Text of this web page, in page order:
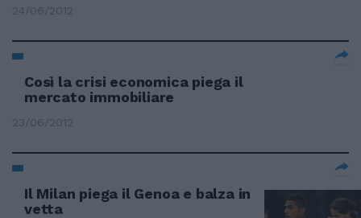
24/06/2012
Così la crisi economica piega il
mercato immobiliare
23/06/2012
Il Milan piega il Genoa e balza in
vetta